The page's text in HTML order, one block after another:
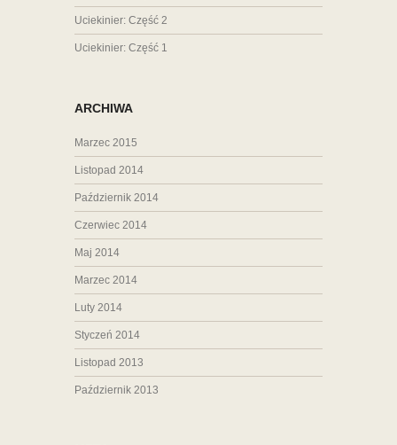
Uciekinier: Część 2
Uciekinier: Część 1
ARCHIWA
Marzec 2015
Listopad 2014
Październik 2014
Czerwiec 2014
Maj 2014
Marzec 2014
Luty 2014
Styczeń 2014
Listopad 2013
Październik 2013